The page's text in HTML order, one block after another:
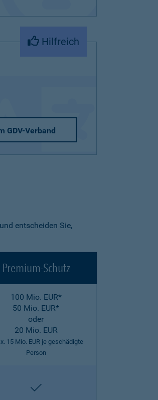
Hilfreich
GDV-Verband
entscheiden Sie,
Premium-Schutz
100 Mio. EUR*
50 Mio. EUR*
oder
20 Mio. EUR
15 Mio. EUR je geschädigte
Person
enthalten